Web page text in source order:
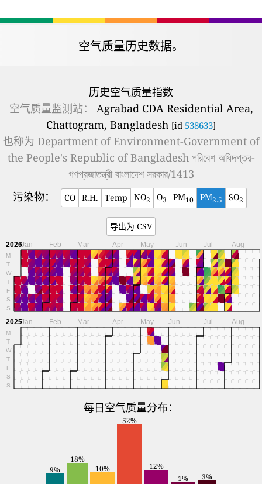
空气质量历史数据。
历史空气质量指数
空气质量监测站：
Agrabad CDA Residential Area,
Chattogram, Bangladesh [id 538633]
也称为 Department of Environment-Government of
the People's Republic of Bangladesh পরিবেশ অধিদপ্তর-
গণপ্রজাতন্ত্রী বাংলাদেশ সরকার/1413
污染物：
CO R.H. Temp NO2 O3 PM10 PM2.5 SO2
导出为 CSV
2026
M
T
W
T
F
S
S
Jan Feb Mar Apr May Jun Jul Aug
2025
M
T
W
T
F
S
S
Jan Feb Mar Apr May Jun Jul Aug
每日空气质量分布：
9%
18%
10%
52%
12%
1%
3%